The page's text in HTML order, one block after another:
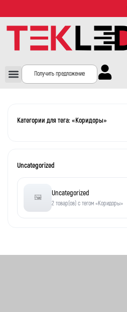
Получить предложение
Категории для тега: «Коридоры»
Uncategorized
🖼️
Uncategorized
2 товар(ов) с тегом «Коридоры»